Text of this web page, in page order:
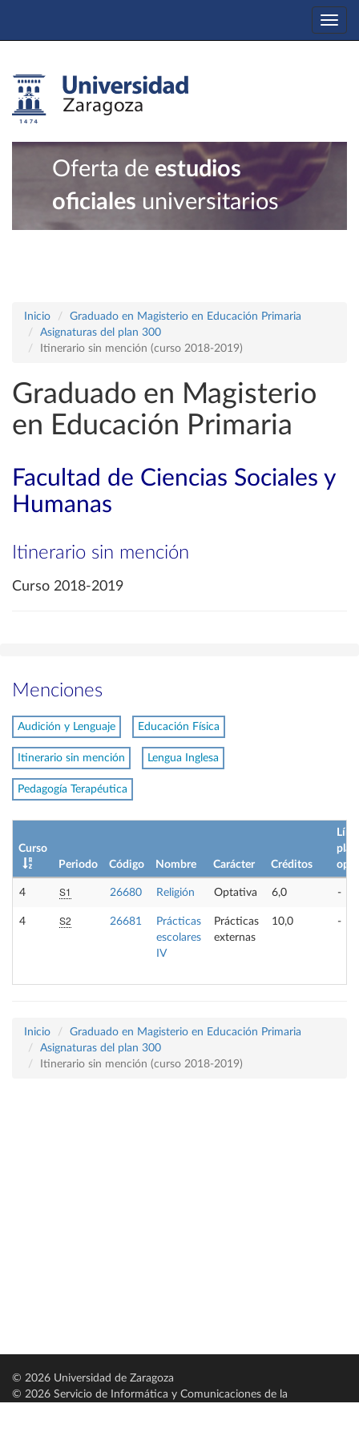
Oferta de estudios
oficiales universitarios
Inicio
Graduado en Magisterio en Educación Primaria
Asignaturas del plan 300
Itinerario sin mención (curso 2018-2019)
Graduado en Magisterio
en Educación Primaria
Facultad de Ciencias Sociales y
Humanas
Itinerario sin mención
Curso 2018-2019
Menciones
Audición y Lenguaje Educación Física
Itinerario sin mención Lengua Inglesa
Pedagogía Terapéutica
Curso
Periodo
Código Nombre Carácter Créditos
Lím.
opt
4 S1 26680 Religión Optativa 6,0 -
4 S2 26681
Prácticas
escolares
IV
Prácticas
externas
10,0 -
Inicio
Graduado en Magisterio en Educación Primaria
Asignaturas del plan 300
Itinerario sin mención (curso 2018-2019)
© 2026 Universidad de Zaragoza
© 2026 Servicio de Informática y Comunicaciones de la